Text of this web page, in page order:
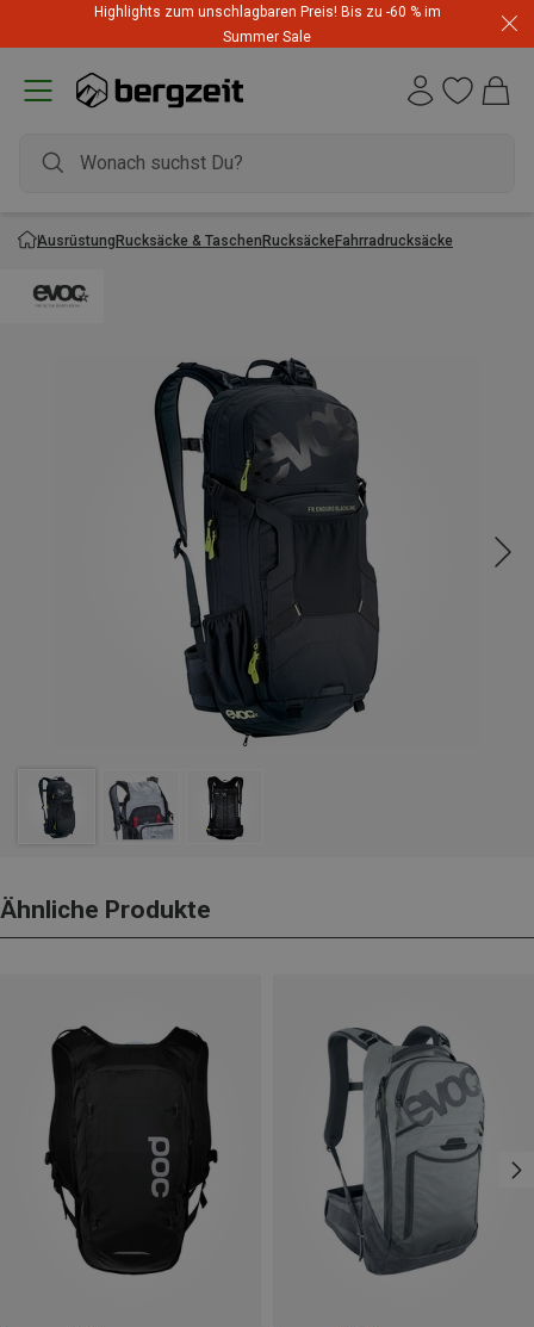
Highlights zum unschlagbaren Preis! Bis zu -60 % im
Summer Sale
AusrüstungRucksäcke & TaschenRucksäckeFahrradrucksäcke
Ähnliche Produkte